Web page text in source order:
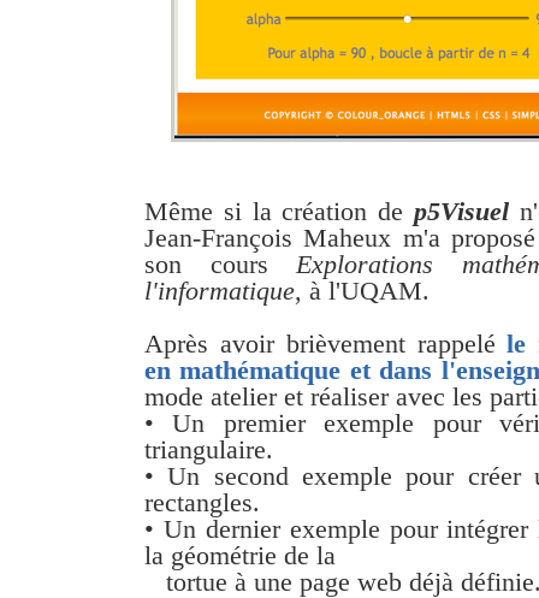
Même si la création de p5Visuel
Jean-François Maheux m'a
son coursExplorations
l'informatique, à l'UQAM.
Après avoir brièvement rappeléle
en mathématique et dans
mode atelier et réaliser avec les
• Un premier exemple pour
triangulaire.
• Un second exemple pour
rectangles.
• Un dernier exemple pour
la géométrie de la
tortue à une page web déjà